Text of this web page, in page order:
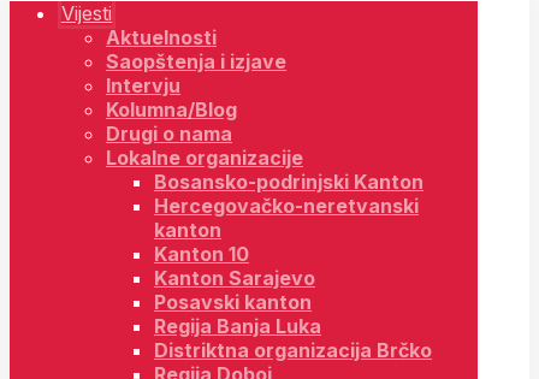
Vijesti
Aktuelnosti
Saopštenja i izjave
Intervju
Kolumna/Blog
Drugi o nama
Lokalne organizacije
Bosansko-podrinjski Kanton
Hercegovačko-neretvanski
kanton
Kanton 10
Kanton Sarajevo
Posavski kanton
Regija Banja Luka
Distriktna organizacija Brčko
Regija Doboj